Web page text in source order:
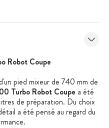
Robot Coupe
pied mixeur de 740 mm de
Turbo Robot Coupe a été
de préparation. Du choix
a été pensé au regard du